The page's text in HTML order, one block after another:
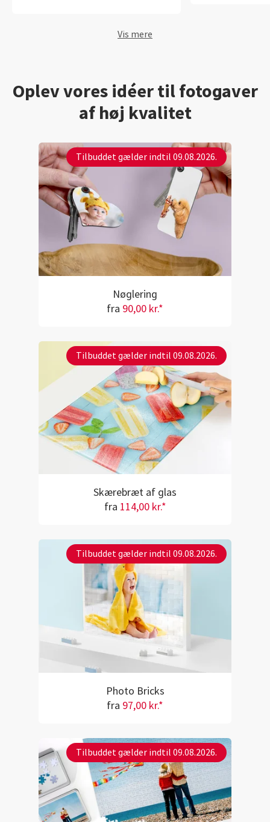
Vis mere
Oplev vores idéer til fotogaver
af høj kvalitet
Tilbuddet gælder indtil 09.08.2026.
Nøglering
fra 90,00 kr.*
Tilbuddet gælder indtil 09.08.2026.
Skærebræt af glas
fra 114,00 kr.*
Tilbuddet gælder indtil 09.08.2026.
Photo Bricks
fra 97,00 kr.*
Tilbuddet gælder indtil 09.08.2026.